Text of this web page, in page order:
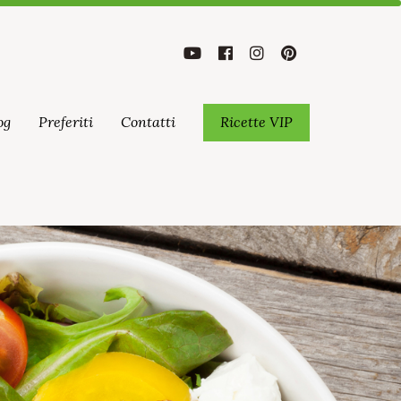
Preferiti Contatti Ricette VIP